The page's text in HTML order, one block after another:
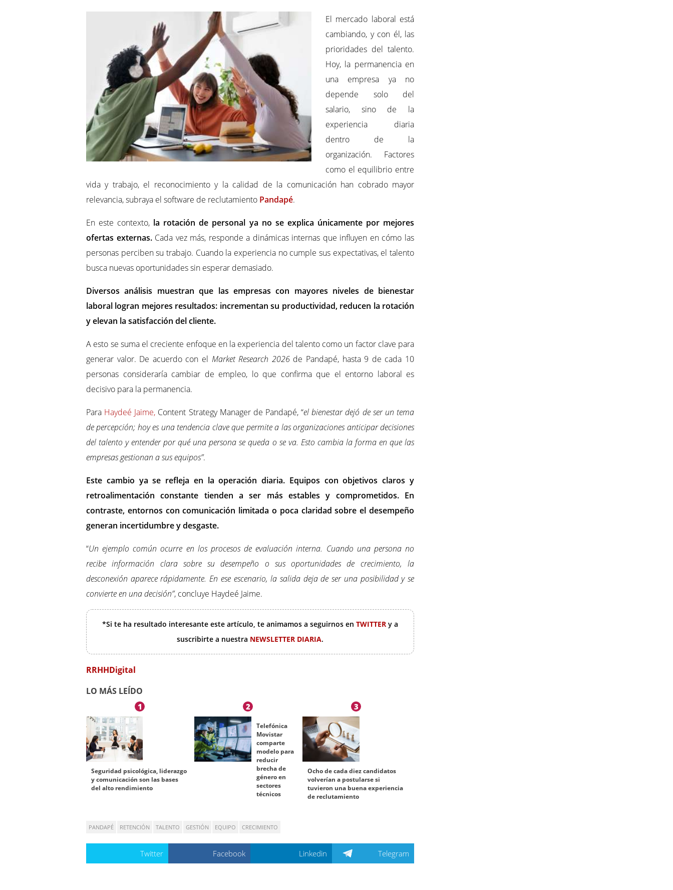
El mercado laboral está
cambiando, y con él, las
prioridades del talento.
Hoy, la permanencia en
una empresa ya no
depende solo del
salario, sino de la
experiencia diaria
dentro de la
organización. Factores
como el equilibrio entre
vida y trabajo, el reconocimiento y la calidad de la comunicación han cobrado mayor
relevancia, subraya el software de reclutamiento Pandapé.
En este contexto, la rotación de personal ya no se explica únicamente por mejores
ofertas externas.Cada vez más, responde a dinámicas internas que influyen en cómo las
personas perciben su trabajo. Cuando la experiencia no cumple sus expectativas, el talento
busca nuevas oportunidades sin esperar demasiado.
Diversos análisis muestran que las empresas con mayores niveles de bienestar
laboral logran mejores resultados: incrementan su productividad, reducen la rotación
y elevan la satisfacción del cliente.
A esto se suma el creciente enfoque en la experiencia del talento como un factor clave para
generar valor. De acuerdo con el Market Research 2026de Pandapé, hasta 9 de cada 10
personas consideraría cambiar de empleo, lo que confirma que el entorno laboral es
decisivo para la permanencia.
Para Haydeé Jaime, Content Strategy Manager de Pandapé, “el bienestar dejó de ser un tema
de percepción; hoy es una tendencia clave que permite a las organizaciones anticipar decisiones
del talento y entender por qué una persona se queda o se va. Esto cambia la forma en que las
empresas gestionan a sus equipos”.
Este cambio ya se refleja en la operación diaria. Equipos con objetivos claros y
retroalimentación constante tienden a ser más estables y comprometidos. En
contraste, entornos con comunicación limitada o poca claridad sobre el desempeño
generan incertidumbre y desgaste.
“Un ejemplo común ocurre en los procesos de evaluación interna. Cuando una persona no
recibe información clara sobre su desempeño o sus oportunidades de crecimiento, la
desconexión aparece rápidamente. En ese escenario, la salida deja de ser una posibilidad y se
convierte en una decisión”, concluye Haydeé Jaime.
*Si te ha resultado interesante este artículo, te animamos a seguirnos en TWITTER y a
suscribirte a nuestra NEWSLETTER DIARIA.
RRHHDigital
LO MÁS LEÍDO
1
Seguridad psicológica, liderazgo
y comunicación son las bases
del alto rendimiento
2
Telefónica
Movistar
comparte
modelo para
reducir
brecha de
género en
sectores
técnicos
3
Ocho de cada diez candidatos
volverían a postularse si
tuvieron una buena experiencia
de reclutamiento
PANDAPÉ RETENCIÓN TALENTO GESTIÓN EQUIPO CRECIMIENTO
Twitter Facebook Linkedin Telegram